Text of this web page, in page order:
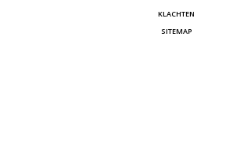
KLACHTEN
SITEMAP